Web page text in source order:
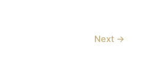
Next →